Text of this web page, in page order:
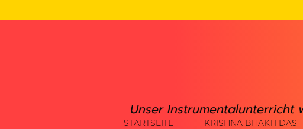
Unser
STARTSEITE KRISHNA BHAKTI DAS